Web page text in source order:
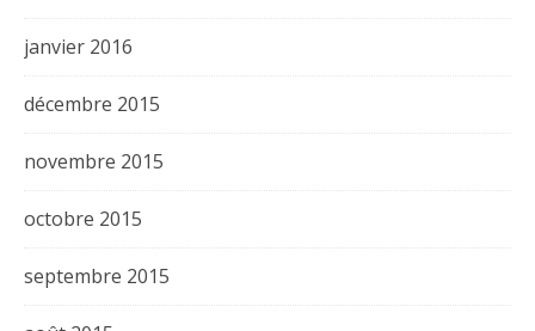
janvier 2016
décembre 2015
novembre 2015
octobre 2015
septembre 2015